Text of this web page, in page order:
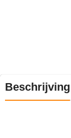
Beschrijving